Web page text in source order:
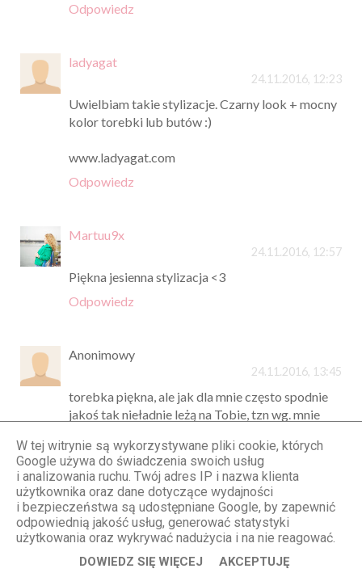
Odpowiedz
ladyagat
24.11.2016, 12:23
Uwielbiam takie stylizacje. Czarny look + mocny
kolor torebki lub butów :)
www.ladyagat.com
Odpowiedz
Martuu9x
24.11.2016, 12:57
Piękna jesienna stylizacja <3
Odpowiedz
Anonimowy
24.11.2016, 13:45
torebka piękna, ale jak dla mnie często spodnie
jakoś tak nieładnie leżą na Tobie, tzn wg. mnie
butach i zbierają się/marszczą na kolanach.
Odpowiedz
Ania
24.11.2016, 16:04
pięknie wyglądasz! :)
W tej witrynie są wykorzystywane pliki cookie, których
Google używa do świadczenia swoich usług
i analizowania ruchu. Twój adres IP i nazwa klienta
użytkownika oraz dane dotyczące wydajności
i bezpieczeństwa są udostępniane Google, by zapewnić
odpowiednią jakość usług, generować statystyki
użytkowania oraz wykrywać nadużycia i na nie reagować.
DOWIEDZ SIĘ WIĘCEJ AKCEPTUJĘ